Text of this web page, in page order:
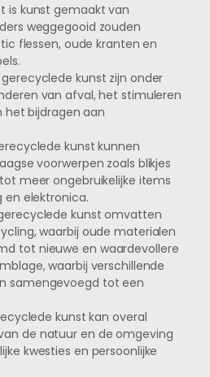
is kunst gemaakt van
weggegooid zouden
flessen, oude kranten en
kunst zijn onder
van afval, het stimuleren
bijdragen aan
kunst kunnen
voorwerpen zoals blikjes
meer ongebruikelijke items
en elektronica.
kunst omvatten
waarbij oude materialen
tot nieuwe en waardevollere
waarbij verschillende
samengevoegd tot een
kunst kan overal
de natuur en de omgeving
kwesties en persoonlijke